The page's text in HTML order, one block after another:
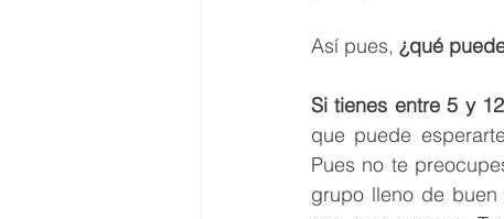
Así pues, ¿qué
Si tienes entre 5 y
que puede
Pues no te
grupo lleno de buen